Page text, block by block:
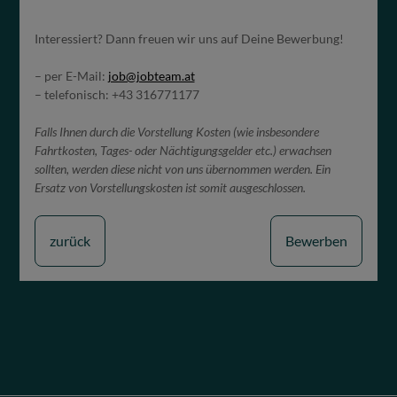
Interessiert? Dann freuen wir uns auf Deine Bewerbung!
– per E-Mail: job@jobteam.at
– telefonisch: +43 316771177
Falls Ihnen durch die Vorstellung Kosten (wie insbesondere
Fahrtkosten, Tages- oder Nächtigungsgelder etc.) erwachsen
sollten, werden diese nicht von uns übernommen werden. Ein
Ersatz von Vorstellungskosten ist somit ausgeschlossen.
zurück Bewerben